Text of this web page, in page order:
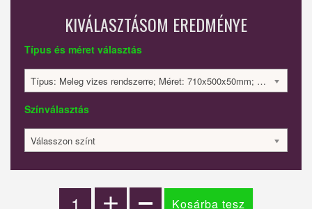
KIVÁLASZTÁSOM EREDMÉNYE
Típus és méret választás
Típus: Meleg vizes rendszerre; Méret: 710x500x50mm; 285 Watt; 729272 Ft
Színválasztás
Válasszon színt